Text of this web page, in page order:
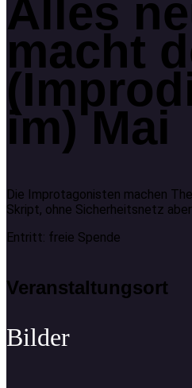
Alles
macht
im) Mai
Die Improtagonisten machen
Skript, ohne Sicherheitsnetz
Entritt: freie Spende
Veranstaltungsort